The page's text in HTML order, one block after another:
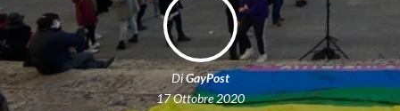
DiGayPost
17 Ottobre 2020